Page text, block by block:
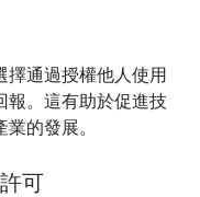
擇通過授權他人使用
報。這有助於促進技
的發展。
可